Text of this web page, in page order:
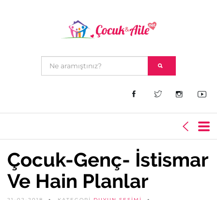
Çocuk-Genç- İstismar
Ve Hain Planlar